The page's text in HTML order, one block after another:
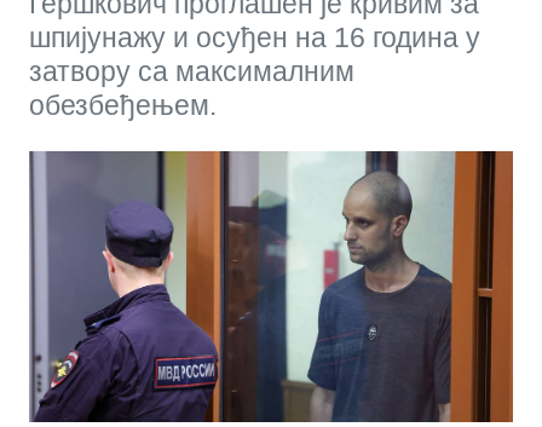
шпијунажу и осуђен на 16 година у
затвору са максималним
обезбеђењем.